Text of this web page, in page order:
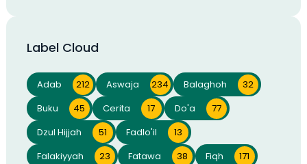
Label Cloud
Adab 212 Aswaja 234 Balaghoh
32
Buku
45 Cerita 17 Do'a
77
Dzul Hijjah
51 Fadlo'il
13
Falakiyyah
23 Fatawa 38 Fiqh
171